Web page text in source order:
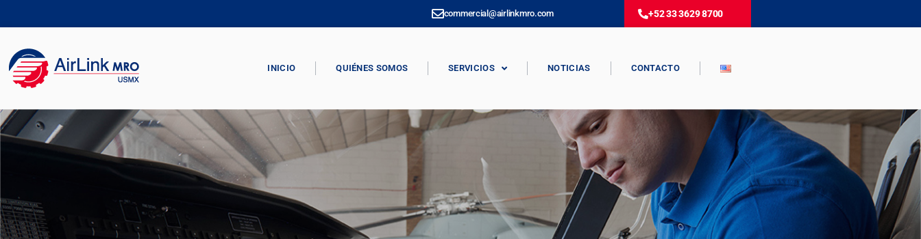
commercial@airlinkmro.com +52 33 3629 8700
INICIO QUIÉNES SOMOS SERVICIOS NOTICIAS CONTACTO